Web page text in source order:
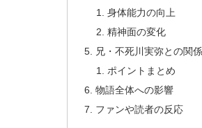
身体能力の向上
精神面の変化
兄・不死川実弥との関
ポイントまとめ
物語全体への影響
ファンや読者の反応